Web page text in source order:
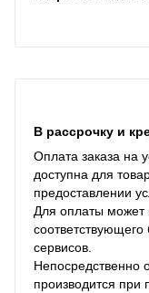
В рассрочку и
Оплата заказа на
доступна для
предоставлении
Для оплаты может
сервисов.
Непосредственно
производится